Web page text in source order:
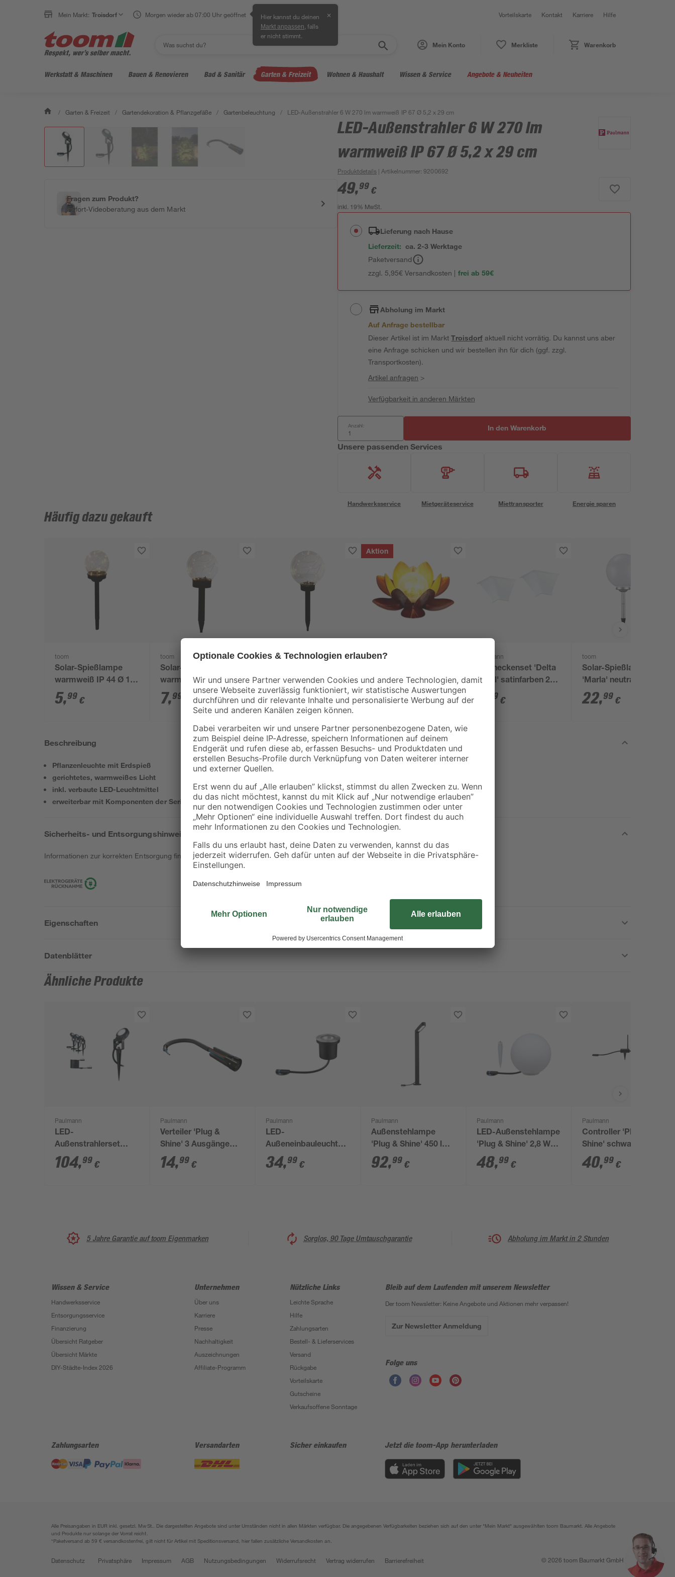
Mein Markt: Troisdorf Morgen wieder ab 07:00 Uhr geöffnet Hier kannst du deinen
Markt anpassen , falls
er nicht stimmt.
✕ Vorteilskarte Kontakt Karriere Hilfe
Mein Konto Merkliste Warenkorb
Werkstatt & Maschinen Bauen & Renovieren Bad & Sanitär Garten & Freizeit Wohnen & Haushalt Wissen & Service Angebote & Neuheiten
/ Garten & Freizeit / Gartendekoration & Pflanzgefäße / Gartenbeleuchtung / LED-Außenstrahler 6 W 270 lm warmweiß IP 67 Ø 5,2 x 29 cm
Fragen zum Produkt?
Sofort-Videoberatung aus dem Markt
LED-Außenstrahler 6 W 270 lm
warmweiß IP 67 Ø 5,2 x 29 cm
Produktdetails | Artikelnummer:9200692
49,99 €
inkl. 19% MwSt.
Lieferung nach Hause
Lieferzeit: ca. 2-3 Werktage
Paketversand
zzgl. 5,95€ Versandkosten | frei ab 59€
Abholung im Markt
Auf Anfrage bestellbar
Dieser Artikel ist im MarktTroisdorfaktuell nicht vorrätig. Du kannst uns aber
eine Anfrage schicken und wir bestellen ihn für dich (ggf. zzgl.
Transportkosten).
Artikel anfragen >
Verfügbarkeit in anderen Märkten
Anzahl: In den Warenkorb
Unsere passenden Services
Handwerksservice Mietgeräteservice Miettransporter Energie sparen
Häufig dazu gekauft
toom
Solar-Spießlampe
warmweiß IP 44 Ø 10
x 39 cm
5,99 €
toom
Solar-Spießlampe
warmweiß IP 44 Ø 15
x 44 cm
7,99
toom
warmweiß IP 44 Ø 20
x 54,5 cm
12,99€
Aktion
toom
Außentischlampe
warmweiß IP 44 Ø 27
x 11,5 cm
9,99€
Paulmann
Inneneckenset 'Delta
Profil' satinfarben 2
Stück
19 €
toom
Solar-Spießlampe
'Marla' neutralweiß IP
44 Ø 30 x 66 cm
22,99 €
Beschreibung
Pflanzenleuchte mit Erdspieß
gerichtetes, warmweißes Licht
inkl. verbaute LED-Leuchtmittel
erweiterbar mit Komponenten der Serie 'Plug & Shine'
Sicherheits- und Entsorgungshinweise
Informationen zur korrekten Entsorgung findest duhier.
Eigenschaften
Datenblätter
Ähnliche Produkte
Paulmann
LED-
Außenstrahlerset
'Plug & Shine' 18 W
warmweiß IP 67 3
104,99 €
Paulmann
Verteiler 'Plug &
Shine' 3 Ausgänge
schwarz
14,99 €
Paulmann
LED-
Außeneinbauleuchte
'Plug & Shine'
dimmbar 3,6 W 300
34,99 €
Paulmann
Außenstehlampe
'Plug & Shine' 450 lm
warmweiß IP 65 4,7 x
110,3 cm
92,99 €
Paulmann
LED-Außenstehlampe
'Plug & Shine' 2,8 W
160 lm warmweiß IP
67 Ø 20 cm
48,99 €
Paulmann
Controller 'Plug &
Shine' schwarz
40,99 €
5 Jahre Garantie auf toom Eigenmarken Sorglos, 90 Tage Umtauschgarantie Abholung im Markt in 2 Stunden
Wissen & Service
Handwerksservice
Entsorgungsservice
Finanzierung
Übersicht Ratgeber
Übersicht Märkte
DIY-Städte-Index 2026
Unternehmen
Über uns
Karriere
Presse
Nachhaltigkeit
Auszeichnungen
Affiliate-Programm
Nützliche Links
Leichte Sprache
Hilfe
Zahlungsarten
Bestell- & Lieferservices
Versand
Rückgabe
Vorteilskarte
Gutscheine
Verkaufsoffene Sonntage
Bleib auf dem Laufenden mit unserem Newsletter
Der toom Newsletter: Keine Angebote und Aktionen mehr verpassen!
Zur Newsletter Anmeldung
Folge uns
Zahlungsarten Versandarten Sicher einkaufen Jetzt die toom-App herunterladen
Alle Preisangaben in EUR inkl. gesetzl. MwSt.. Die dargestellten Angebote sind unter Umständen nicht in allen Märkten verfügbar. Die angegebenen Verfügbarkeiten beziehen sich auf den unter "Mein Markt" ausgewählten toom Baumarkt. Alle Angebote
und Produkte nur solange der Vorrat reicht.
*Paketversand ab 59 € versandkostenfrei, gilt nicht für Artikel mit Speditionsversand, hier fallen zusätzliche Versandkosten an.
Datenschutz Privatsphäre Impressum AGB Nutzungsbedingungen Widerrufsrecht Vertrag widerrufen Barrierefreiheit © 2026 toom Baumarkt GmbH